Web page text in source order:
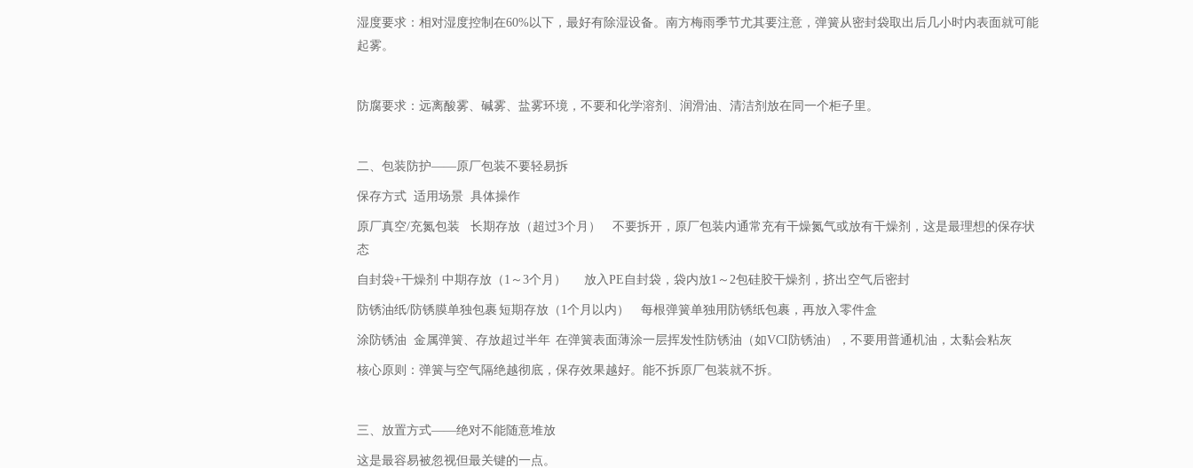
湿度要求：相对湿度控制在60%以下，最好有除湿设备。南方梅雨季节尤其要注意，弹簧从密封袋取出后几小时内表面就可能
起雾。
防腐要求：远离酸雾、碱雾、盐雾环境，不要和化学溶剂、润滑油、清洁剂放在同一个柜子里。
二、包装防护——原厂包装不要轻易拆
保存方式 适用场景 具体操作
原厂真空/充氮包装 长期存放（超过3个月）
不要拆开，原厂包装内通常充有干燥氮气或放有干燥剂，这是最理想的保存状
态
自封袋+干燥剂 中期存放（1～3个月） 放入PE自封袋，袋内放1～2包硅胶干燥剂，挤出空气后密封
防锈油纸/防锈膜单独包裹 短期存放（1个月以内） 每根弹簧单独用防锈纸包裹，再放入零件盒
涂防锈油 金属弹簧、存放超过半年 在弹簧表面薄涂一层挥发性防锈油（如VCI防锈油），不要用普通机油，太黏会粘灰
核心原则：弹簧与空气隔绝越彻底，保存效果越好。能不拆原厂包装就不拆。
三、放置方式——绝对不能随意堆放
这是最容易被忽视但最关键的一点。